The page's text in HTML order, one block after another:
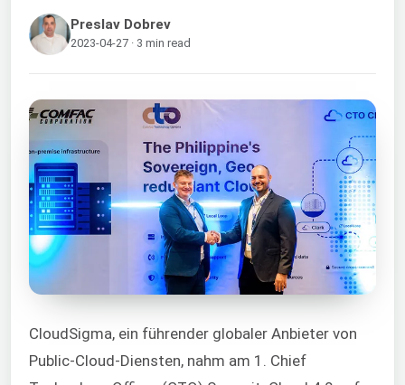
Preslav Dobrev
2023-04-27 · 3 min read
CloudSigma, ein führender globaler Anbieter von
Public-Cloud-Diensten, nahm am 1. Chief